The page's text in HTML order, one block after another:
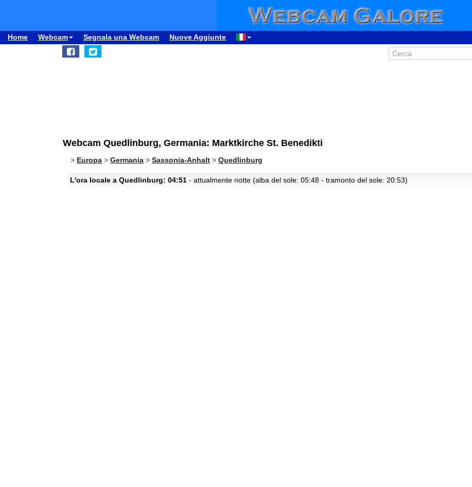
Home Webcam Segnala una Webcam Nuove Aggiunte
Webcam Quedlinburg, Germania: Marktkirche St. Benedikti
> Europa > Germania > Sassonia-Anhalt > Quedlinburg
L'ora locale a Quedlinburg: 04:51 - attualmente notte (alba del sole: 05:48 - tramonto del sole: 20:53)